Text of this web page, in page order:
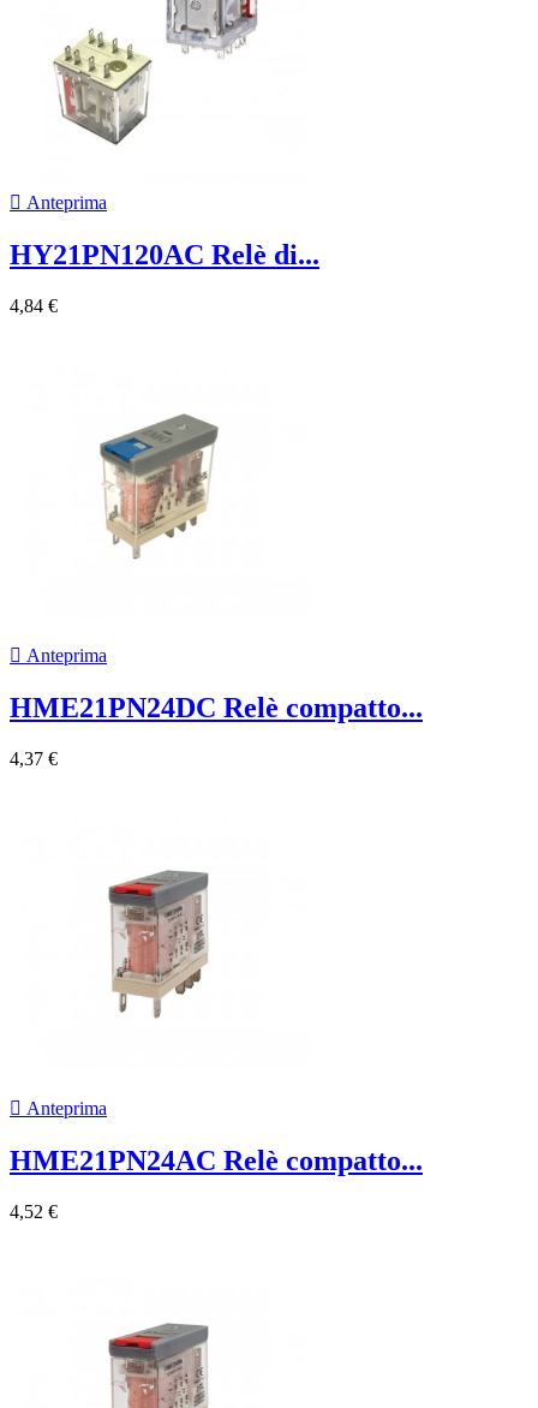
 Anteprima
HY21PN120AC Relè di...
4,84 €
 Anteprima
HME21PN24DC Relè compatto...
4,37 €
 Anteprima
HME21PN24AC Relè compatto...
4,52 €